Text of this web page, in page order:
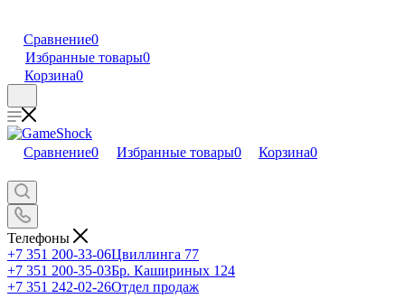
Сравнение0
Избранные товары0
Корзина0
Сравнение0 Избранные товары0 Корзина0
Телефоны
+7 351 200-33-06Цвиллинга 77
+7 351 200-35-03Бр. Кашириных 124
+7 351 242-02-26Отдел продаж